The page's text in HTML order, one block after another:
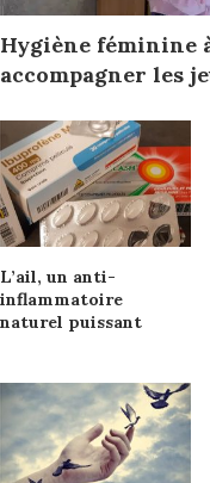
Hygiène féminine
accompagner les
L’ail, un anti-
inflammatoire
naturel puissant